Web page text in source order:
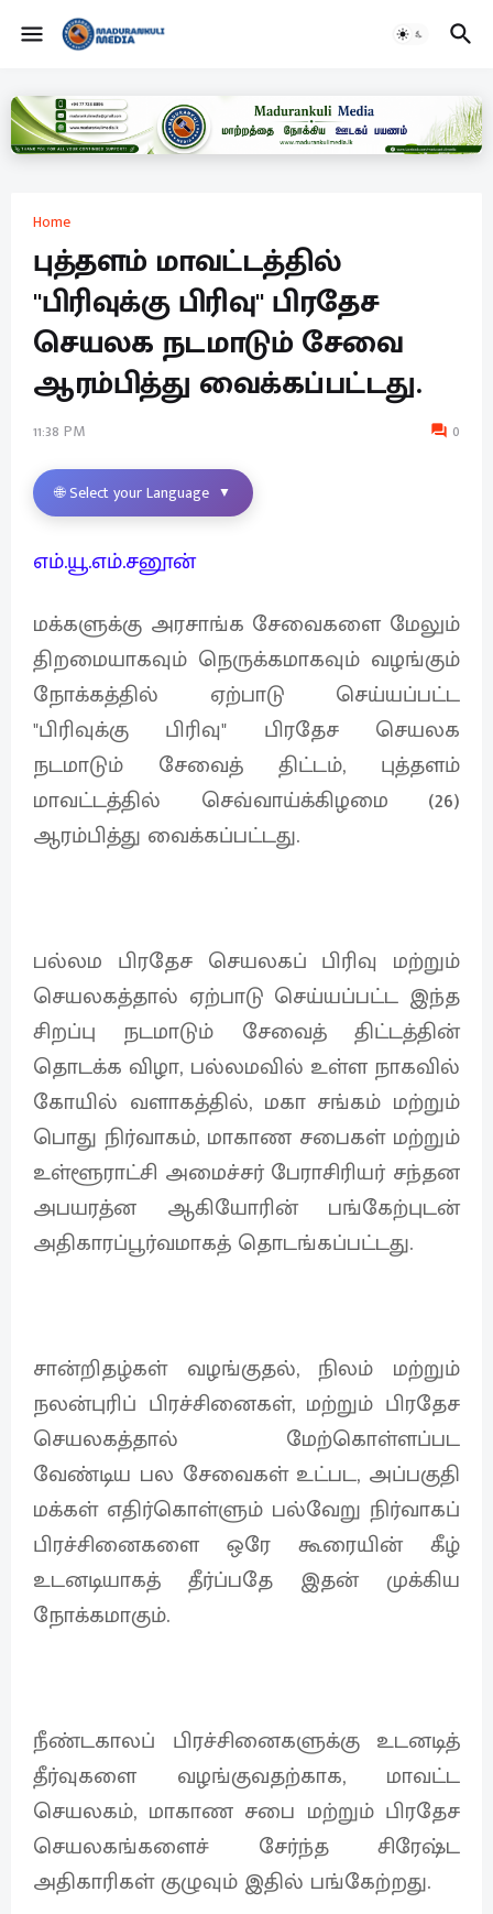
Home
புத்தளம் மாவட்டத்தில்
"பிரிவுக்கு பிரிவு" பிரதேச
செயலக நடமாடும் சேவை
ஆரம்பித்து வைக்கப்பட்டது.
11:38 PM 0
🌐 Select your Language ▼
எம்.யூ.எம்.சனூன்
மக்களுக்கு அரசாங்க சேவைகளை மேலும்
திறமையாகவும் நெருக்கமாகவும் வழங்கும்
நோக்கத்தில் ஏற்பாடு செய்யப்பட்ட
"பிரிவுக்கு பிரிவு" பிரதேச செயலக
நடமாடும் சேவைத் திட்டம், புத்தளம்
மாவட்டத்தில் செவ்வாய்க்கிழமை (26)
ஆரம்பித்து வைக்கப்பட்டது.
பல்லம பிரதேச செயலகப் பிரிவு மற்றும்
செயலகத்தால் ஏற்பாடு செய்யப்பட்ட இந்த
சிறப்பு நடமாடும் சேவைத் திட்டத்தின்
தொடக்க விழா, பல்லமவில் உள்ள நாகவில்
கோயில் வளாகத்தில், மகா சங்கம் மற்றும்
பொது நிர்வாகம், மாகாண சபைகள் மற்றும்
உள்ளூராட்சி அமைச்சர் பேராசிரியர் சந்தன
அபயரத்ன ஆகியோரின் பங்கேற்புடன்
அதிகாரப்பூர்வமாகத் தொடங்கப்பட்டது.
சான்றிதழ்கள் வழங்குதல், நிலம் மற்றும்
நலன்புரிப் பிரச்சினைகள், மற்றும் பிரதேச
செயலகத்தால் மேற்கொள்ளப்பட
வேண்டிய பல சேவைகள் உட்பட, அப்பகுதி
மக்கள் எதிர்கொள்ளும் பல்வேறு நிர்வாகப்
பிரச்சினைகளை ஒரே கூரையின் கீழ்
உடனடியாகத் தீர்ப்பதே இதன் முக்கிய
நோக்கமாகும்.
நீண்டகாலப் பிரச்சினைகளுக்கு உடனடித்
தீர்வுகளை வழங்குவதற்காக, மாவட்ட
செயலகம், மாகாண சபை மற்றும் பிரதேச
செயலகங்களைச் சேர்ந்த சிரேஷ்ட
அதிகாரிகள் குழுவும் இதில் பங்கேற்றது.